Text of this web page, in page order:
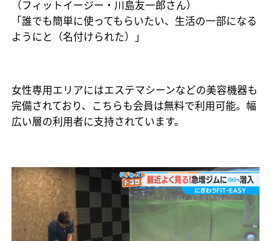
（フィットイージー・川島友一郎さん）
「誰でも簡単に使ってもらいたい、生活の一部になる
ようにと（名付けられた）」
女性専用エリアにはエステマシーンなどの美容機器も
完備されており、こちらも会員は無料で利用可能。幅
広い層の利用者に支持されています。